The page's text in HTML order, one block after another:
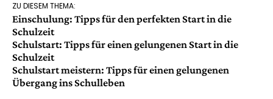
ZU DIESEM THEMA:
Einschulung: Tipps für den perfekten Start in die
Schulzeit
Schulstart: Tipps für einen gelungenen Start in die
Schulzeit
Schulstart meistern: Tipps für einen gelungenen
Übergang ins Schulleben